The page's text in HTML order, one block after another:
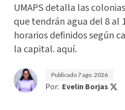
UMAPS detalla las
que tendrán agua del 8 al
horarios definidos según
la capital. aquí.
Publicado7 ago. 2026
Por: Evelin Borjas